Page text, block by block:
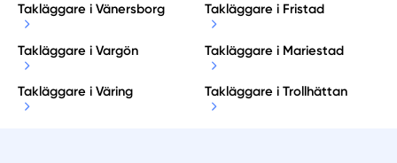
Takläggare i Vänersborg Takläggare i Fristad
Takläggare i Vargön Takläggare i Mariestad
Takläggare i Väring Takläggare i Trollhättan